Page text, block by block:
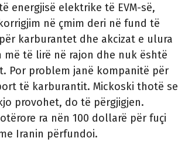
energjisë elektrike të EVM-së,
në çmim deri në fund të
karburantet dhe akcizat e ulura
të lirë në rajon dhe nuk është
Por problem janë kompanitë për
të karburantit. Mickoski thotë se
provohet, do të përgjigjen.
ra nën 100 dollarë për fuçi
Iranin përfundoi.